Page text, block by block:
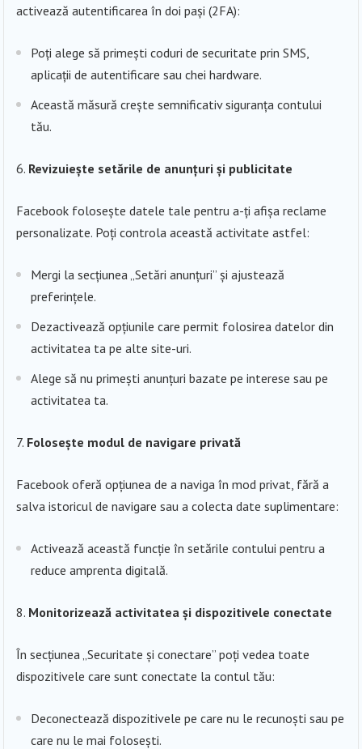
activează autentificarea în doi pași (2FA):
Poți alege să primești coduri de securitate prin SMS,
aplicații de autentificare sau chei hardware.
Această măsură crește semnificativ siguranța contului
tău.
Revizuiește setările de anunțuri și publicitate
Facebook folosește datele tale pentru a-ți afișa reclame
personalizate. Poți controla această activitate astfel:
Mergi la secțiunea „Setări anunțuri” și ajustează
preferințele.
Dezactivează opțiunile care permit folosirea datelor din
activitatea ta pe alte site-uri.
Alege să nu primești anunțuri bazate pe interese sau pe
activitatea ta.
Folosește modul de navigare privată
Facebook oferă opțiunea de a naviga în mod privat, fără a
salva istoricul de navigare sau a colecta date suplimentare:
Activează această funcție în setările contului pentru a
reduce amprenta digitală.
Monitorizează activitatea și dispozitivele conectate
În secțiunea „Securitate și conectare” poți vedea toate
dispozitivele care sunt conectate la contul tău:
Deconectează dispozitivele pe care nu le recunoști sau pe
care nu le mai folosești.